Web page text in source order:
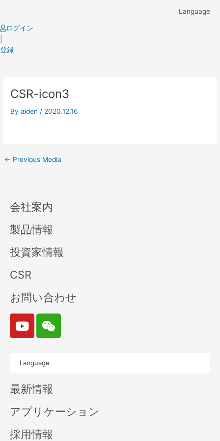
content
Language
ログイン
登録
CSR-icon3
Byaiden / 2020.12.16
navigation
← Previous Media
会社案内
製品情報
投資家情報
CSR
お問い合わせ
Y
o
u
b
e
W
e
i
n
Language
最新情報
アプリケーション
採用情報